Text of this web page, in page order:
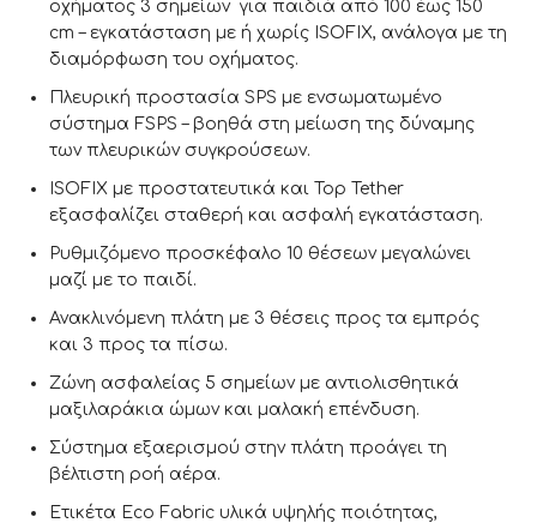
οχήματος 3 σημείων για παιδιά από 100 έως 150
cm – εγκατάσταση με ή χωρίς ISOFIX, ανάλογα με τη
διαμόρφωση του οχήματος.
Πλευρική προστασία SPS με ενσωματωμένο
σύστημα FSPS – βοηθά στη μείωση της δύναμης
των πλευρικών συγκρούσεων.
ISOFIX με προστατευτικά και Top Tether
εξασφαλίζει σταθερή και ασφαλή εγκατάσταση.
Ρυθμιζόμενο προσκέφαλο 10 θέσεων μεγαλώνει
μαζί με το παιδί.
Ανακλινόμενη πλάτη με 3 θέσεις προς τα εμπρός
και 3 προς τα πίσω.
Ζώνη ασφαλείας 5 σημείων με αντιολισθητικά
μαξιλαράκια ώμων και μαλακή επένδυση.
Σύστημα εξαερισμού στην πλάτη προάγει τη
βέλτιστη ροή αέρα.
Ετικέτα Eco Fabric υλικά υψηλής ποιότητας,